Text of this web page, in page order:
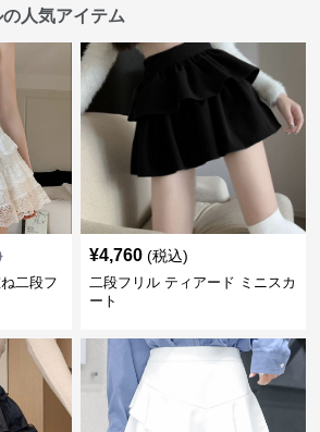
人気アイテム
二段フ
¥4,760 (税込)
二段フリル ティアード ミニスカ
ート